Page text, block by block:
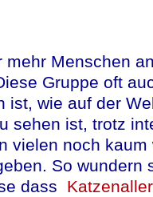
vor Herzinfarkt und
lesen(in
Menschen
Gruppe oft
ist, wie auf der
sehen ist, trotz
vielen noch kaum
So wundern
dass